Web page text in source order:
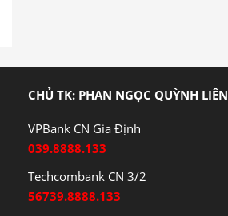
CHỦ TK: PHAN NGỌC QUỲNH LIÊN
VPBank CN Gia Định
039.8888.133
Techcombank CN 3/2
56739.8888.133